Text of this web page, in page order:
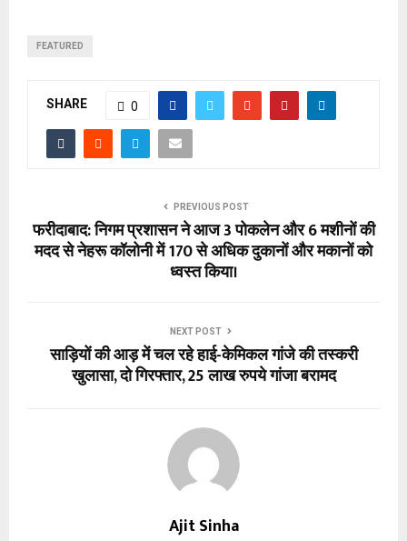
FEATURED
SHARE 0
PREVIOUS POST
फरीदाबाद: निगम प्रशासन ने आज 3 पोकलेन और 6 मशीनों की
मदद से नेहरू कॉलोनी में 170 से अधिक दुकानों और मकानों को
ध्वस्त किया।
NEXT POST
साड़ियों की आड़ में चल रहे हाई-केमिकल गांजे की तस्करी
खुलासा, दो गिरफ्तार, 25 लाख रुपये गांजा बरामद
Ajit Sinha